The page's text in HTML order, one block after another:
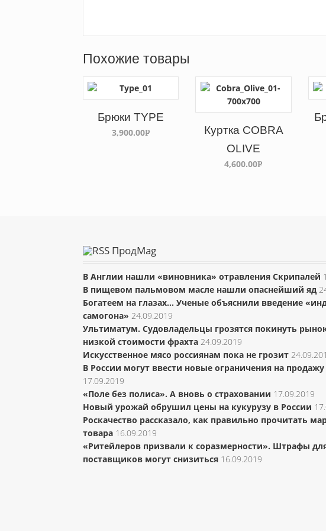
Похожие товары
Брюки TYPE
3,900.00Р
Куртка COBRA
OLIVE
4,600.00Р
ПродМаg
В Англии нашли «виновника» отравления Скрипалей
В пищевом пальмовом масле нашли опаснейший яд
Богатеем на глазах… Ученые объяснили введение
самогона» 24.09.2019
Ультиматум. Судовладельцы грозятся покинуть
низкой стоимости фрахта 24.09.2019
Искусственное мясо россиянам пока не грозит
В России могут ввести новые ограничения на продажу
17.09.2019
«Поле без полиса». А вновь о страховании 17.09.2019
Новый урожай обрушил цены на кукурузу в России
Роскачество рассказало, как правильно прочитать
товара 16.09.2019
«Ритейлеров призвали к соразмерности». Штрафы
поставщиков могут снизиться 16.09.2019